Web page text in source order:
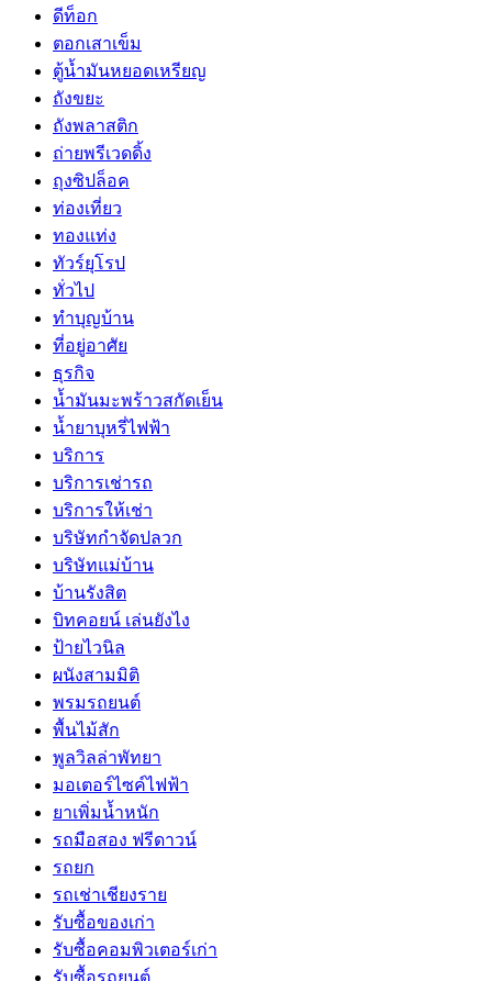
ดีท็อก
ตอกเสาเข็ม
ตู้น้ำมันหยอดเหรียญ
ถังขยะ
ถังพลาสติก
ถ่ายพรีเวดดิ้ง
ถุงซิปล็อค
ท่องเที่ยว
ทองแท่ง
ทัวร์ยุโรป
ทั่วไป
ทำบุญบ้าน
ที่อยู่อาศัย
ธุรกิจ
น้ำมันมะพร้าวสกัดเย็น
น้ำยาบุหรี่ไฟฟ้า
บริการ
บริการเช่ารถ
บริการให้เช่า
บริษัทกำจัดปลวก
บริษัทแม่บ้าน
บ้านรังสิต
บิทคอยน์ เล่นยังไง
ป้ายไวนิล
ผนังสามมิติ
พรมรถยนต์
พื้นไม้สัก
พูลวิลล่าพัทยา
มอเตอร์ไซค์ไฟฟ้า
ยาเพิ่มน้ำหนัก
รถมือสอง ฟรีดาวน์
รถยก
รถเช่าเชียงราย
รับซื้อของเก่า
รับซื้อคอมพิวเตอร์เก่า
รับซื้อรถยนต์